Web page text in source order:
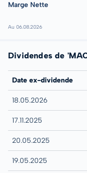
Marge Nette
Au 06.08.2026
Dividendes de
Date ex-dividende
18.05.2026
17.11.2025
20.05.2025
19.05.2025